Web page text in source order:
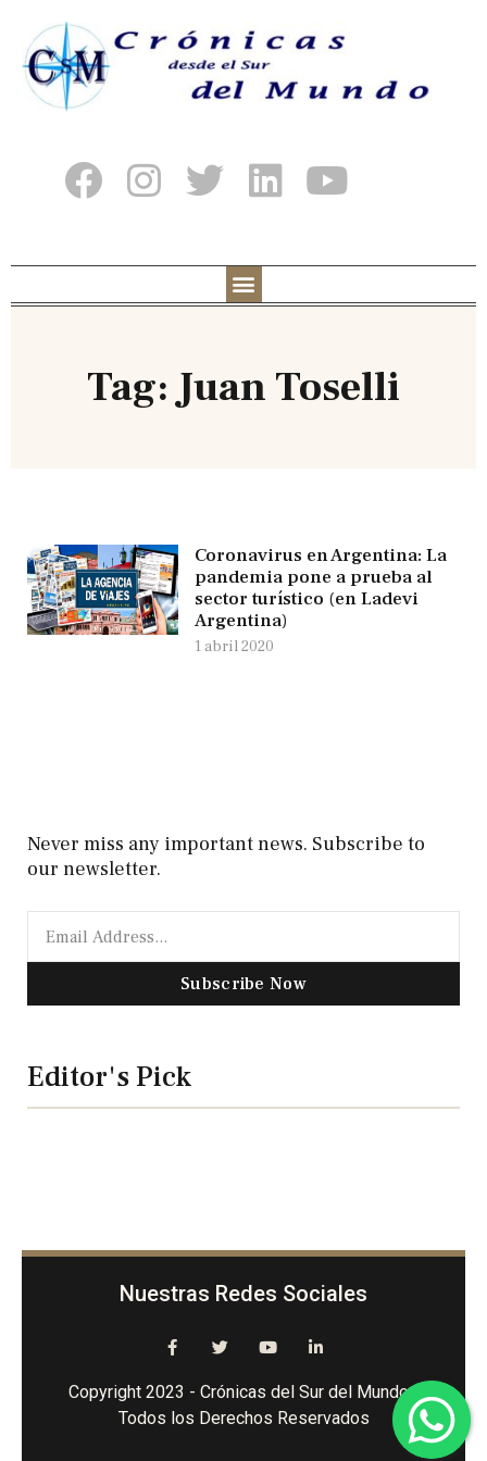
Tag: Juan Toselli
Coronavirus en Argentina: La
pandemia pone a prueba al
sector turístico (en Ladevi
Argentina)
1 abril 2020
Never miss any important news. Subscribe to
our newsletter.
Subscribe Now
Editor's Pick
Nuestras Redes Sociales
Copyright 2023 - Crónicas del Sur del Mundo -
Todos los Derechos Reservados